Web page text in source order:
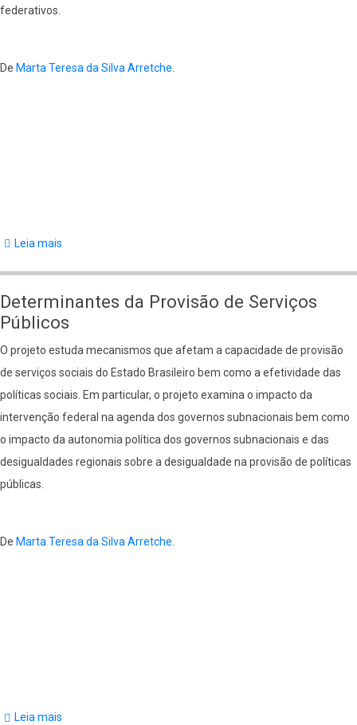
federativos.
De Marta Teresa da Silva Arretche
Leia mais
in
Federal
Countries
Determinantes da Provisão de Serviços
Públicos
O projeto estuda mecanismos que afetam a capacidade de provisão
de serviços sociais do Estado Brasileiro bem como a efetividade das
políticas sociais. Em particular, o projeto examina o impacto da
intervenção federal na agenda dos governos subnacionais bem como
o impacto da autonomia política dos governos subnacionais e das
desigualdades regionais sobre a desigualdade na provisão de políticas
públicas.
De Marta Teresa da Silva Arretche.
Leia mais